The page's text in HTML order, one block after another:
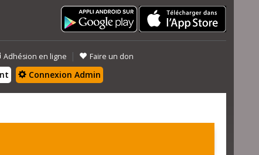
Adhésion en ligne | Faire un don
Connexion Admin